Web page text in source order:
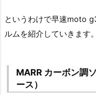
というわけで早速moto
ルムを紹介していきます。
MARR カーボン調
ース）